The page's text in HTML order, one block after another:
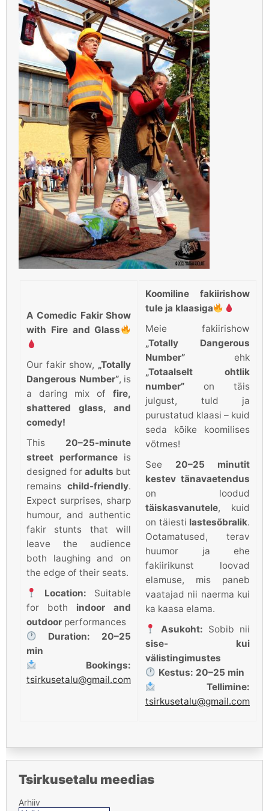
A Comedic Fakir Show
with Fire and Glass
Our fakir show, „Totally
Dangerous Number”, is
a daring mix of fire,
shattered glass, and
comedy!
This 20–25-minute
street performance is
designed for adults but
remains child-friendly.
Expect surprises, sharp
humour, and authentic
fakir stunts that will
leave the audience
both laughing and on
the edge of their seats.
Location: Suitable
for both indoor and
outdoor performances
Duration:
20–25
min
Bookings:
tsirkusetalu@gmail.com
Koomiline fakiirishow
tule ja klaasiga
Meie fakiirishow
„Totally Dangerous
Number” ehk
„Totaalselt ohtlik
number” on täis
julgust, tuld ja
purustatud klaasi – kuid
seda kõike koomilises
võtmes!
See 20–25 minutit
kestev tänavaetendus
on loodud
täiskasvanutele, kuid
on täiesti lastesõbralik.
Ootamatused, terav
huumor ja ehe
fakiirikunst loovad
elamuse, mis paneb
vaatajad nii naerma kui
ka kaasa elama.
Asukoht: Sobib nii
sise- kui
välistingimustes
Kestus: 20–25 min
Tellimine:
tsirkusetalu@gmail.com
Tsirkusetalu meedias
Arhiiv